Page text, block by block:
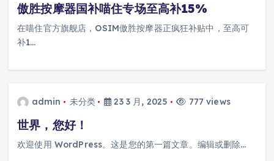
傲胜按摩器国补喵住专场至高补15%
在喵住官方旗舰店，OSIM傲胜按摩器正疯狂补贴中，至高可
补1…
admin 未分类 23 3 月, 2025 777 views
世界，您好！
欢迎使用 WordPress。这是您的第一篇文章。编辑或删除…